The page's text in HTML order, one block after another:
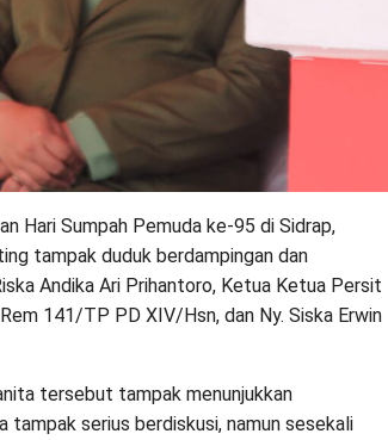
Hari Sumpah Pemuda ke-95 di Sidrap,
tampak duduk berdampingan dan
Andika Ari Prihantoro, Ketua Ketua Persit
141/TP PD XIV/Hsn, dan Ny. Siska Erwin
tersebut tampak menunjukkan
tampak serius berdiskusi, namun sesekali